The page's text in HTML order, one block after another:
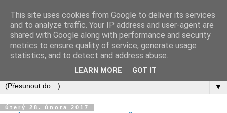
▼
úterý 28. února 2017
This site uses cookies from Google to deliver its services
and to analyze traffic. Your IP address and user-agent are
shared with Google along with performance and security
metrics to ensure quality of service, generate usage
statistics, and to detect and address abuse.
LEARN MORE GOT IT